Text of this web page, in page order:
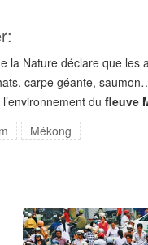
la Nature déclare que
carpe géante,
du fleuve
Mékong